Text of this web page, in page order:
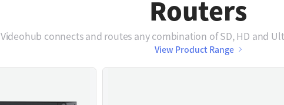
Routers
Videohub connects and routes any combination of SD, HD and
View Product Range